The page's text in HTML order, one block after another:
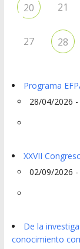
20 21
27 28
Programa
28/04/2026
XXVII
02/09/2026
De la
conocimiento